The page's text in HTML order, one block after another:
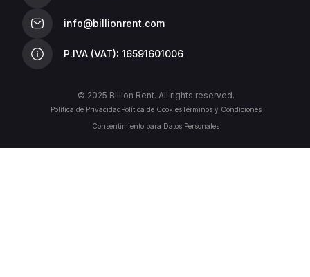
info@billionrent.com
P.IVA (VAT): 16591601006
© 2025 Billion Rent. All rights reserved.
Política de PrivacidadPolítica de CookiesTérminos y Condiciones
Consentimiento para Datos Personales